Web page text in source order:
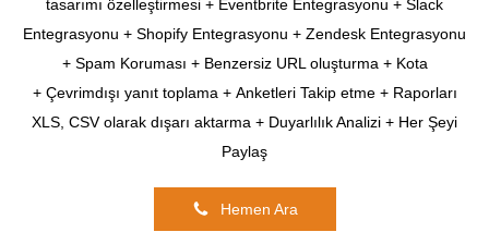
tasarımı özelleştirmesi + Eventbrite Entegrasyonu + Slack
Entegrasyonu + Shopify Entegrasyonu + Zendesk Entegrasyonu
+ Spam Koruması + Benzersiz URL oluşturma + Kota
+ Çevrimdışı yanıt toplama + Anketleri Takip etme + Raporları
XLS, CSV olarak dışarı aktarma + Duyarlılık Analizi + Her Şeyi
Paylaş
Hemen Ara